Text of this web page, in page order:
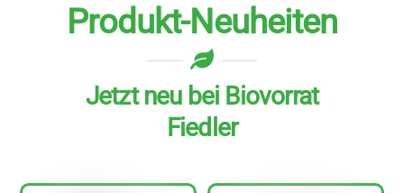
Produkt-Neuheiten
Jetzt neu bei Biovorrat
Fiedler